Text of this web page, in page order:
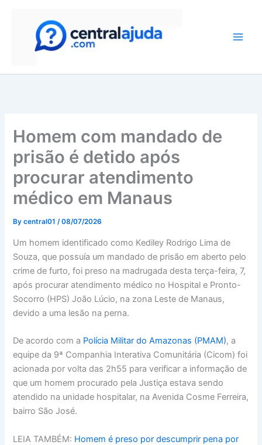
Homem com mandado de
prisão é detido após
procurar atendimento
médico em Manaus
Bycentral01/08/07/2026
Um homem identificado como Kediley Rodrigo Lima de
Souza, que possuía um mandado de prisão em aberto pelo
crime de furto, foi preso na madrugada desta terça-feira, 7,
após procurar atendimento médico no Hospital e Pronto-
Socorro (HPS) João Lúcio, na zona Leste de Manaus,
devido a uma lesão na perna.
De acordo com a Polícia Militar do Amazonas (PMAM), a
equipe da 9ª Companhia Interativa Comunitária (Cicom) foi
acionada por volta das 2h55 para verificar a informação de
que um homem procurado pela Justiça estava sendo
atendido na unidade hospitalar, na Avenida Cosme Ferreira,
bairro São José.
LEIA TAMBÉM: Homem é preso por descumprir pena por